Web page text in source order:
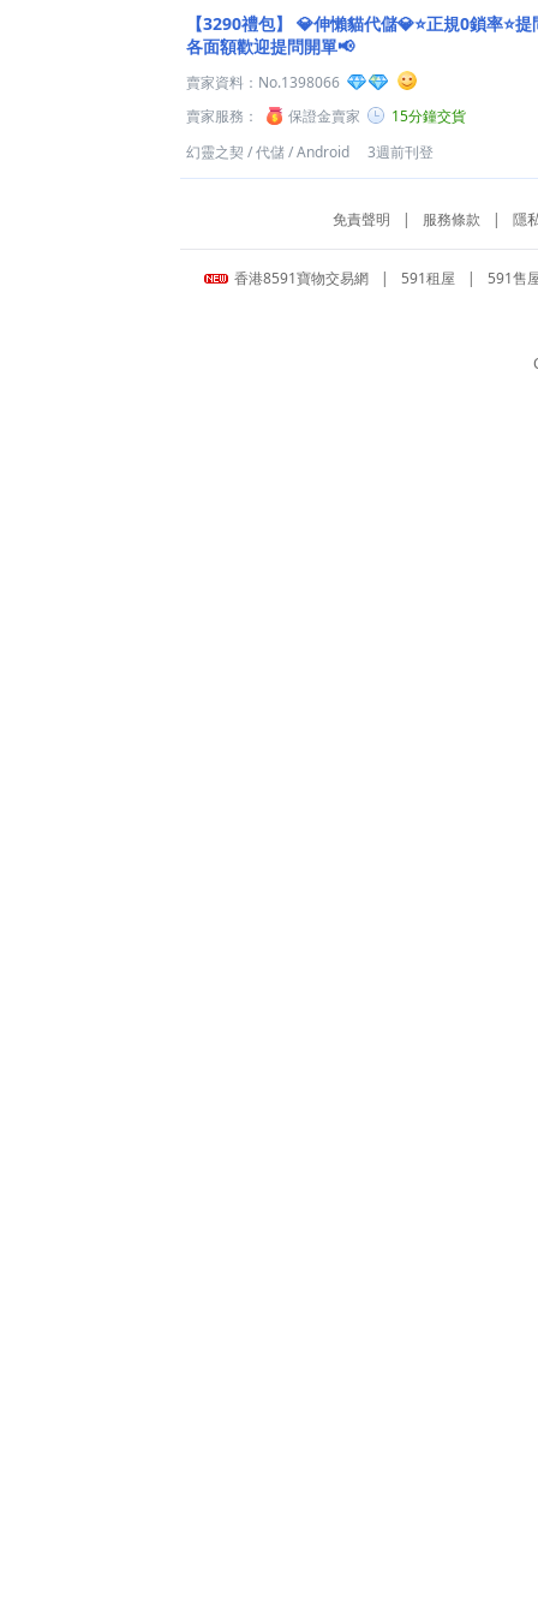
【3290禮包】
💎伸懶貓代儲💎⭐正規0鎖率⭐
各面額歡迎提問開單📢
賣家資料： No.1398066
賣家服務：
保證金賣家
15分鐘交貨
幻靈之契 /代儲/Android 3週前刊登
免責聲明 | 服務條款 | 隱
香港8591寶物交易網 | 591租屋 | 591售